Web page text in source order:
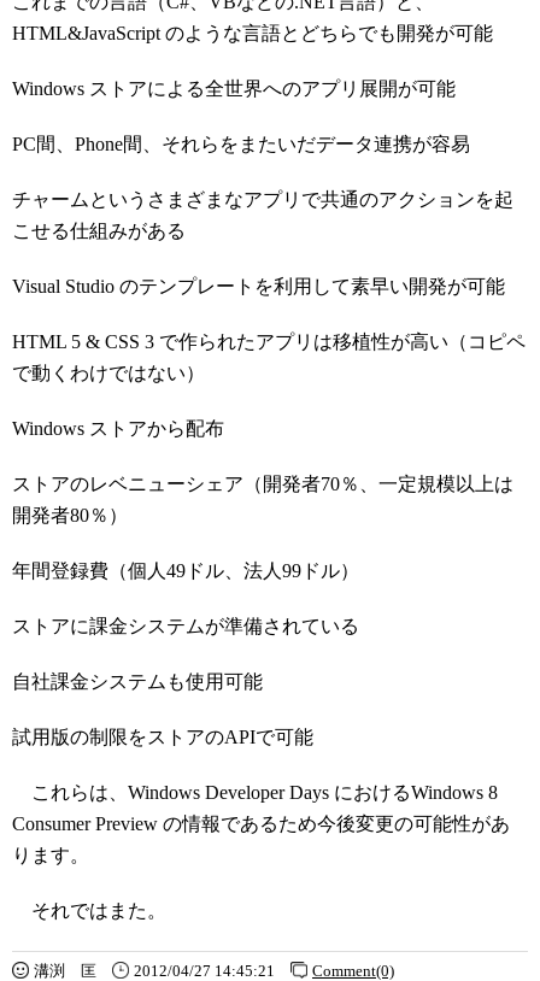
HTML&JavaScript のような言語とどちらでも開発が可能
Windows ストアによる全世界へのアプリ展開が可能
PC間、Phone間、それらをまたいだデータ連携が容易
チャームというさまざまなアプリで共通のアクションを起
こせる仕組みがある
Visual Studio のテンプレートを利用して素早い開発が可能
HTML 5 & CSS 3 で作られたアプリは移植性が高い（コピペ
で動くわけではない）
Windows ストアから配布
ストアのレベニューシェア（開発者70％、一定規模以上は
開発者80％）
年間登録費（個人49ドル、法人99ドル）
ストアに課金システムが準備されている
自社課金システムも使用可能
試用版の制限をストアのAPIで可能
これらは、Windows Developer Days におけるWindows 8
Consumer Preview の情報であるため今後変更の可能性があ
ります。
それではまた。
溝渕 匡 2012/04/27 14:45:21 Comment(0)